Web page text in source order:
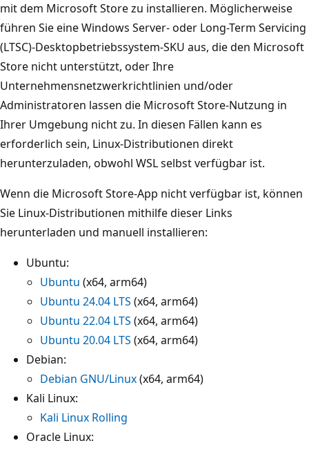
mit dem Microsoft Store zu installieren. Möglicherweise
führen Sie eine Windows Server- oder Long-Term Servicing
(LTSC)-Desktopbetriebssystem-SKU aus, die den Microsoft
Store nicht unterstützt, oder Ihre
Unternehmensnetzwerkrichtlinien und/oder
Administratoren lassen die Microsoft Store-Nutzung in
Ihrer Umgebung nicht zu. In diesen Fällen kann es
erforderlich sein, Linux-Distributionen direkt
herunterzuladen, obwohl WSL selbst verfügbar ist.
Wenn die Microsoft Store-App nicht verfügbar ist, können
Sie Linux-Distributionen mithilfe dieser Links
herunterladen und manuell installieren:
Ubuntu:
Ubuntu (x64, arm64)
Ubuntu 24.04 LTS (x64, arm64)
Ubuntu 22.04 LTS (x64, arm64)
Ubuntu 20.04 LTS (x64, arm64)
Debian:
Debian GNU/Linux(x64, arm64)
Kali Linux:
Kali Linux Rolling
Oracle Linux: